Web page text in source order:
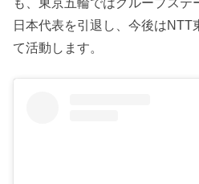
も、東京五輪ではグループステ
日本代表を引退し、今後はNTT
て活動します。